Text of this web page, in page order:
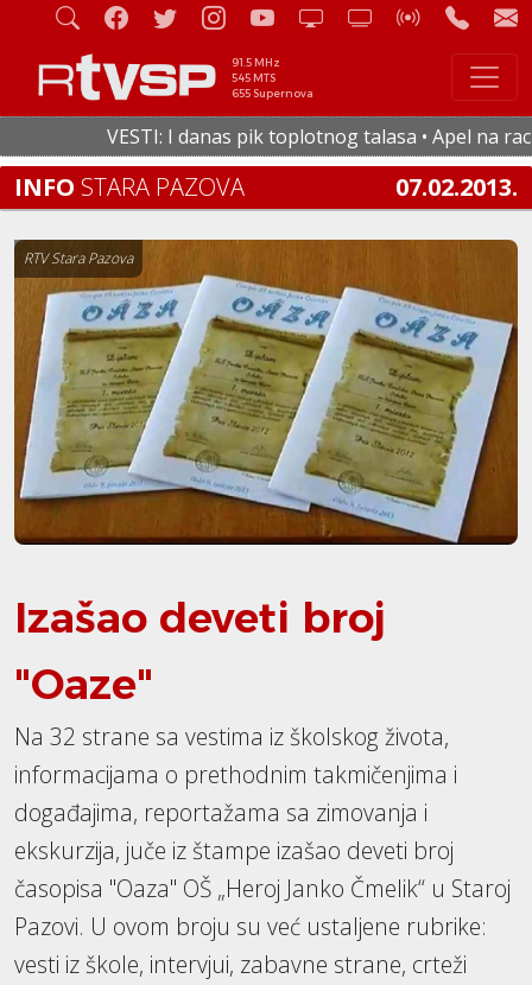
91.5 MHz
545 MTS
655 Supernova
VESTI: I danas pik toplotnog talasa • Apel na
INFO STARA PAZOVA 07.02.2013.
RTV Stara Pazova
Izašao deveti broj
"Oaze"
Na 32 strane sa vestima iz školskog života,
informacijama o prethodnim takmičenjima i
događajima, reportažama sa zimovanja i
ekskurzija, juče iz štampe izašao deveti broj
časopisa "Oaza" OŠ „Heroj Janko Čmelik“ u Staroj
Pazovi. U ovom broju su već ustaljene rubrike:
vesti iz škole, intervjui, zabavne strane, crteži